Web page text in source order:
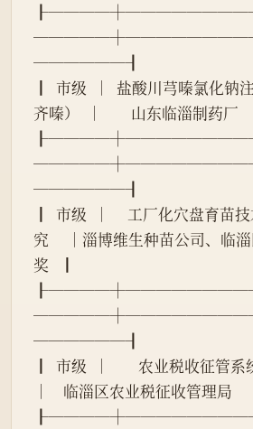
──────┨
┃  市级  │  盐酸川芎嗪氯化钠注
齐嗪）  │        山东临淄制药厂
──────┨
┃  市级  │     工厂化穴盘育苗
究     │淄博维生种苗公司、临
奖   ┃
──────┨
┃  市级  │        农业税收征管系
│    临淄区农业税征收管理局